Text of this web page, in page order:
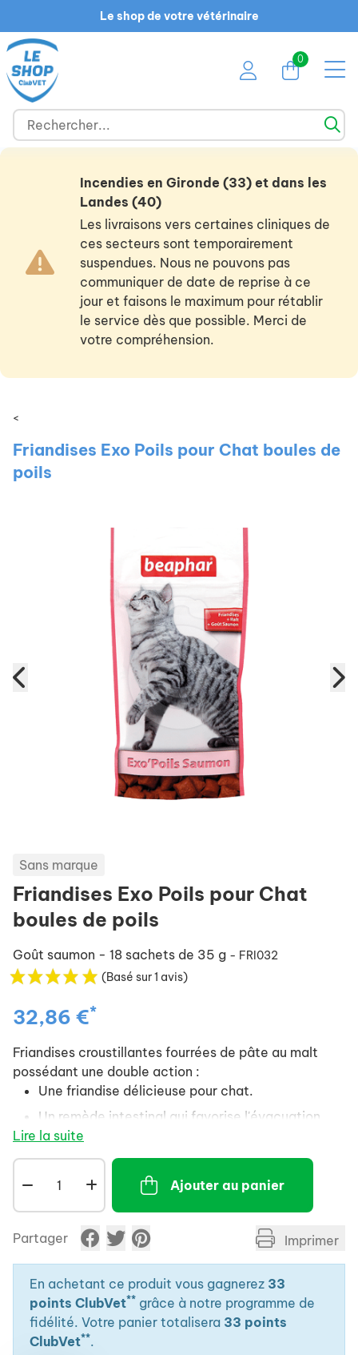
Le shop de votre vétérinaire
0
Incendies en Gironde (33) et dans les
Landes (40)
Les livraisons vers certaines cliniques de
ces secteurs sont temporairement
suspendues. Nous ne pouvons pas
communiquer de date de reprise à ce
jour et faisons le maximum pour rétablir
le service dès que possible. Merci de
votre compréhension.
<
Friandises Exo Poils pour Chat boules de
poils
Sans marque
Friandises Exo Poils pour Chat
boules de poils
Goût saumon - 18 sachets de 35 g - FRI032
(Basé sur 1 avis)
32,86 €*
Friandises croustillantes fourrées de pâte au malt
possédant une double action :
Une friandise délicieuse pour chat.
Un remède intestinal qui favorise l'évacuation
naturelle des boules de poils.
Lire la suite
Ajouter au panier
Partager Imprimer
En achetant ce produit vous gagnerez 33
points ClubVet** grâce à notre programme de
fidélité. Votre panier totalisera 33 points
ClubVet**.